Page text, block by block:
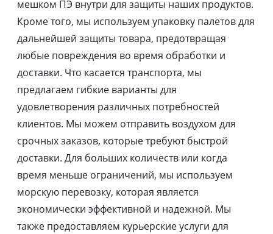
мешком ПЭ внутри для защиты наших продуктов.
Кроме того, мы используем упаковку палетов для
дальнейшей защиты товара, предотвращая
любые повреждения во время обработки и
доставки. Что касается транспорта, мы
предлагаем гибкие варианты для
удовлетворения различных потребностей
клиентов. Мы можем отправить воздухом для
срочных заказов, которые требуют быстрой
доставки. Для больших количеств или когда
время меньше ограничений, мы используем
морскую перевозку, которая является
экономически эффективной и надежной. Мы
также предоставляем курьерские услуги для